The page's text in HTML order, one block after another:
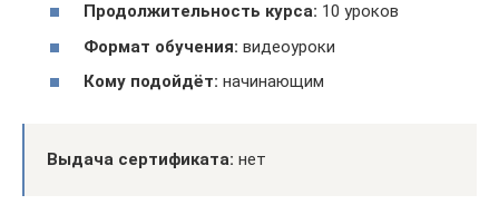
Продолжительность курса: 10 уроков
Формат обучения: видеоуроки
Кому подойдёт: начинающим
Выдача сертификата: нет